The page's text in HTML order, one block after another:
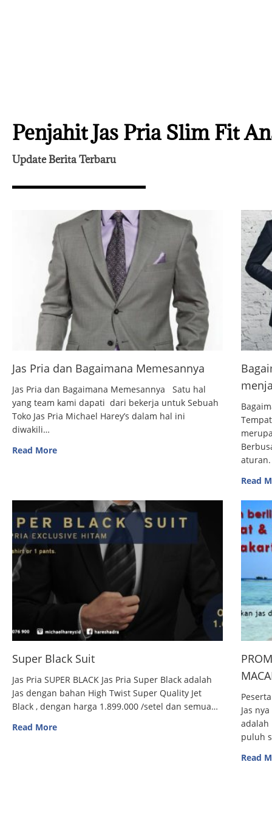
Penjahit Jas Pria Slim Fit
Update Berita Terbaru
Jas Pria dan Bagaimana Memesannya
Jas Pria dan Bagaimana Memesannya Satu hal
yang team kami dapati dari bekerja untuk Sebuah
Toko Jas Pria Michael Harey’s dalam hal ini
diwakili…
Read More
Read
Super Black Suit
Jas Pria SUPER BLACK Jas Pria Super Black adalah
Jas dengan bahan High Twist Super Quality Jet
Black , dengan harga 1.899.000 /setel dan semua…
Read More
Jas
adalah
puluh
Read